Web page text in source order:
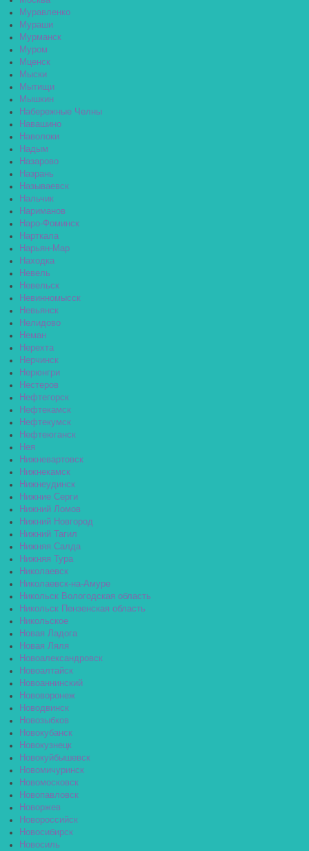
Муравленко
Мураши
Мурманск
Муром
Мценск
Мыски
Мытищи
Мышкин
Набережные Челны
Навашино
Наволоки
Надым
Назарово
Назрань
Называевск
Нальчик
Нариманов
Наро-Фоминск
Нарткала
Нарьян-Мар
Находка
Невель
Невельск
Невинномысск
Невьянск
Нелидово
Неман
Нерехта
Нерчинск
Нерюнгри
Нестеров
Нефтегорск
Нефтекамск
Нефтекумск
Нефтеюганск
Нея
Нижневартовск
Нижнекамск
Нижнеудинск
Нижние Серги
Нижний Ломов
Нижний Новгород
Нижний Тагил
Нижняя Салда
Нижняя Тура
Николаевск
Николаевск-на-Амуре
Никольск Вологодская область
Никольск Пензенская область
Никольское
Новая Ладога
Новая Ляля
Новоалександровск
Новоалтайск
Новоаннинский
Нововоронеж
Новодвинск
Новозыбков
Новокубанск
Новокузнецк
Новокуйбышевск
Новомичуринск
Новомосковск
Новопавловск
Новоржев
Новороссийск
Новосибирск
Новосиль